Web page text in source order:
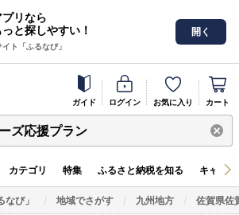
リなら
と探しやすい！
ト「ふるなび」
開く
ガイド ログイン お気に入り カート
ズ応援プラン
カテゴリ 特集 ふるさと納税を知る キャン
び」 地域でさがす 九州地方 佐賀県佐